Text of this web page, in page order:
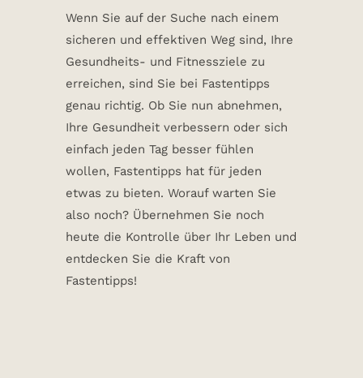
Wenn Sie auf der Suche nach einem
sicheren und effektiven Weg sind, Ihre
Gesundheits- und Fitnessziele zu
erreichen, sind Sie bei Fastentipps
genau richtig. Ob Sie nun abnehmen,
Ihre Gesundheit verbessern oder sich
einfach jeden Tag besser fühlen
wollen, Fastentipps hat für jeden
etwas zu bieten. Worauf warten Sie
also noch? Übernehmen Sie noch
heute die Kontrolle über Ihr Leben und
entdecken Sie die Kraft von
Fastentipps!